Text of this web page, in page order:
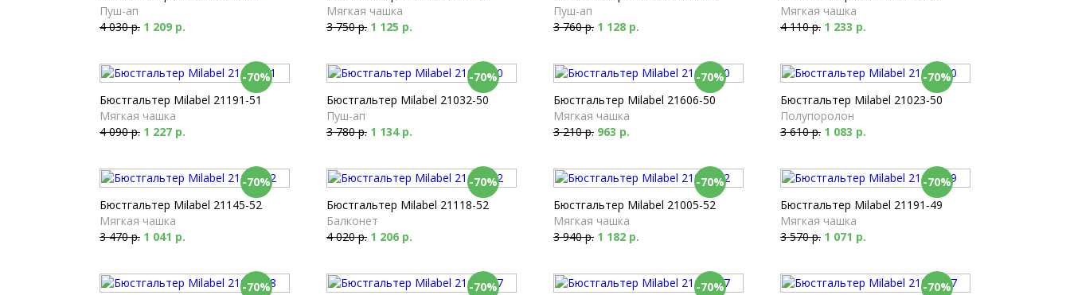
Пуш-ап
4 030 р. 1 209 р.
Мягкая чашка
3 750 р. 1 125 р.
Пуш-ап
3 760 р. 1 128 р.
Мягкая чашка
4 110 р. 1 233 р.
-70%
Бюстгальтер Milabel 21191-51
Мягкая чашка
4 090 р. 1 227 р.
-70%
Бюстгальтер Milabel 21032-50
Пуш-ап
3 780 р. 1 134 р.
-70%
Бюстгальтер Milabel 21606-50
Мягкая чашка
3 210 р. 963 р.
-70%
Бюстгальтер Milabel 21023-50
Полупоролон
3 610 р. 1 083 р.
-70%
Бюстгальтер Milabel 21145-52
Мягкая чашка
3 470 р. 1 041 р.
-70%
Бюстгальтер Milabel 21118-52
Балконет
4 020 р. 1 206 р.
-70%
Бюстгальтер Milabel 21005-52
Мягкая чашка
3 940 р. 1 182 р.
-70%
Бюстгальтер Milabel 21191-49
Мягкая чашка
3 570 р. 1 071 р.
-70%
-70%
-70%
-70%